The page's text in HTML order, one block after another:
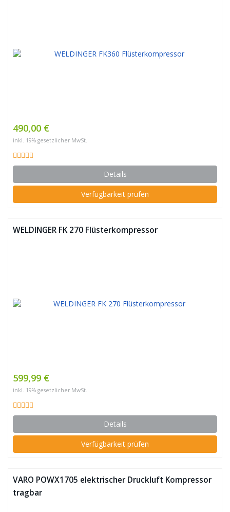
490,00 €
inkl. 19% gesetzlicher MwSt.
Details
Verfügbarkeit prüfen
WELDINGER FK 270 Flüsterkompressor
599,99 €
inkl. 19% gesetzlicher MwSt.
Details
Verfügbarkeit prüfen
VARO POWX1705 elektrischer Druckluft Kompressor
tragbar